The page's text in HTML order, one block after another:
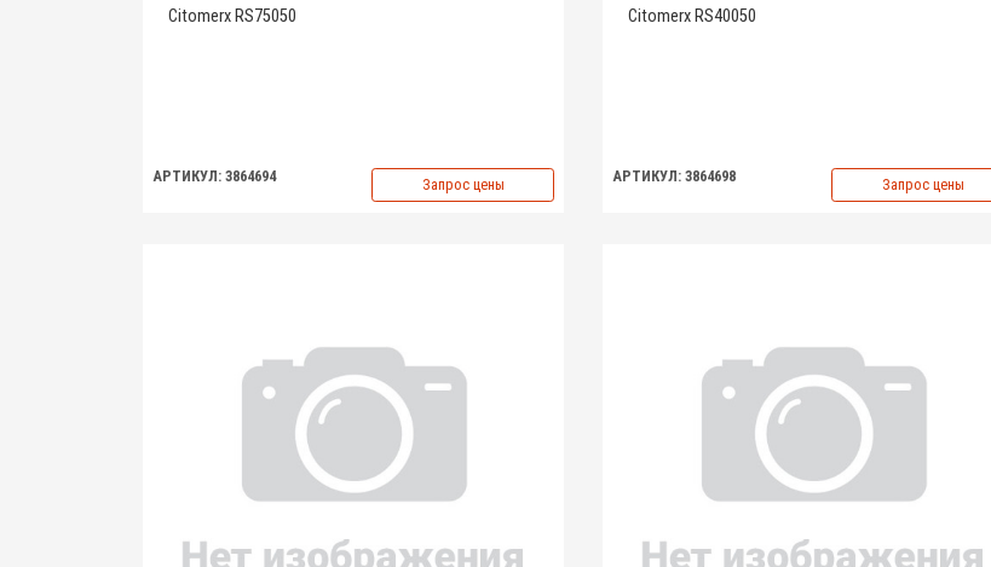
Citomerx RS75050
АРТИКУЛ: 3864694 Запрос цены
Citomerx RS40050
АРТИКУЛ: 3864698 Запрос цены